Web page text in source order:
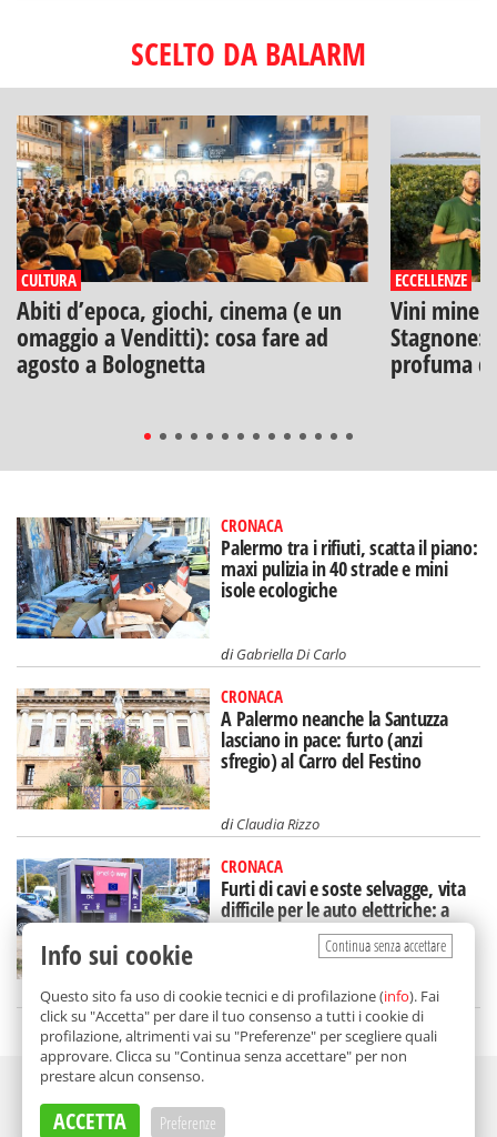
SCELTO DA BALARM
CULTURA
Abiti d’epoca, giochi, cinema (e un
omaggio a Venditti): cosa fare ad
agosto a Bolognetta
ECCELLENZE
Vini
Stagnone:
profuma
CRONACA
Palermo tra i rifiuti, scatta il piano:
maxi pulizia in 40 strade e mini
isole ecologiche
diGabriella Di Carlo
CRONACA
A Palermo neanche la Santuzza
lasciano in pace: furto (anzi
sfregio) al Carro del Festino
diClaudia Rizzo
CRONACA
Furti di cavi e soste selvagge, vita
difficile per le auto elettriche: a
Palermo si corre ai ripari
diGabriella Di Carlo
Continua senza accettare
Info sui cookie
Questo sito fa uso di cookie tecnici e di profilazione (info). Fai
click su "Accetta" per dare il tuo consenso a tutti i cookie di
profilazione, altrimenti vai su "Preferenze" per scegliere quali
approvare. Clicca su "Continua senza accettare" per non
prestare alcun consenso.
ACCETTA Preferenze